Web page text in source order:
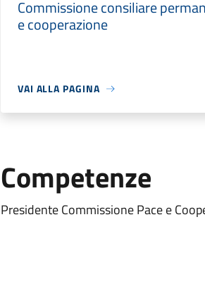
Commissione consiliare
e cooperazione
VAI ALLA PAGINA
Competenze
Presidente Commissione Pace e